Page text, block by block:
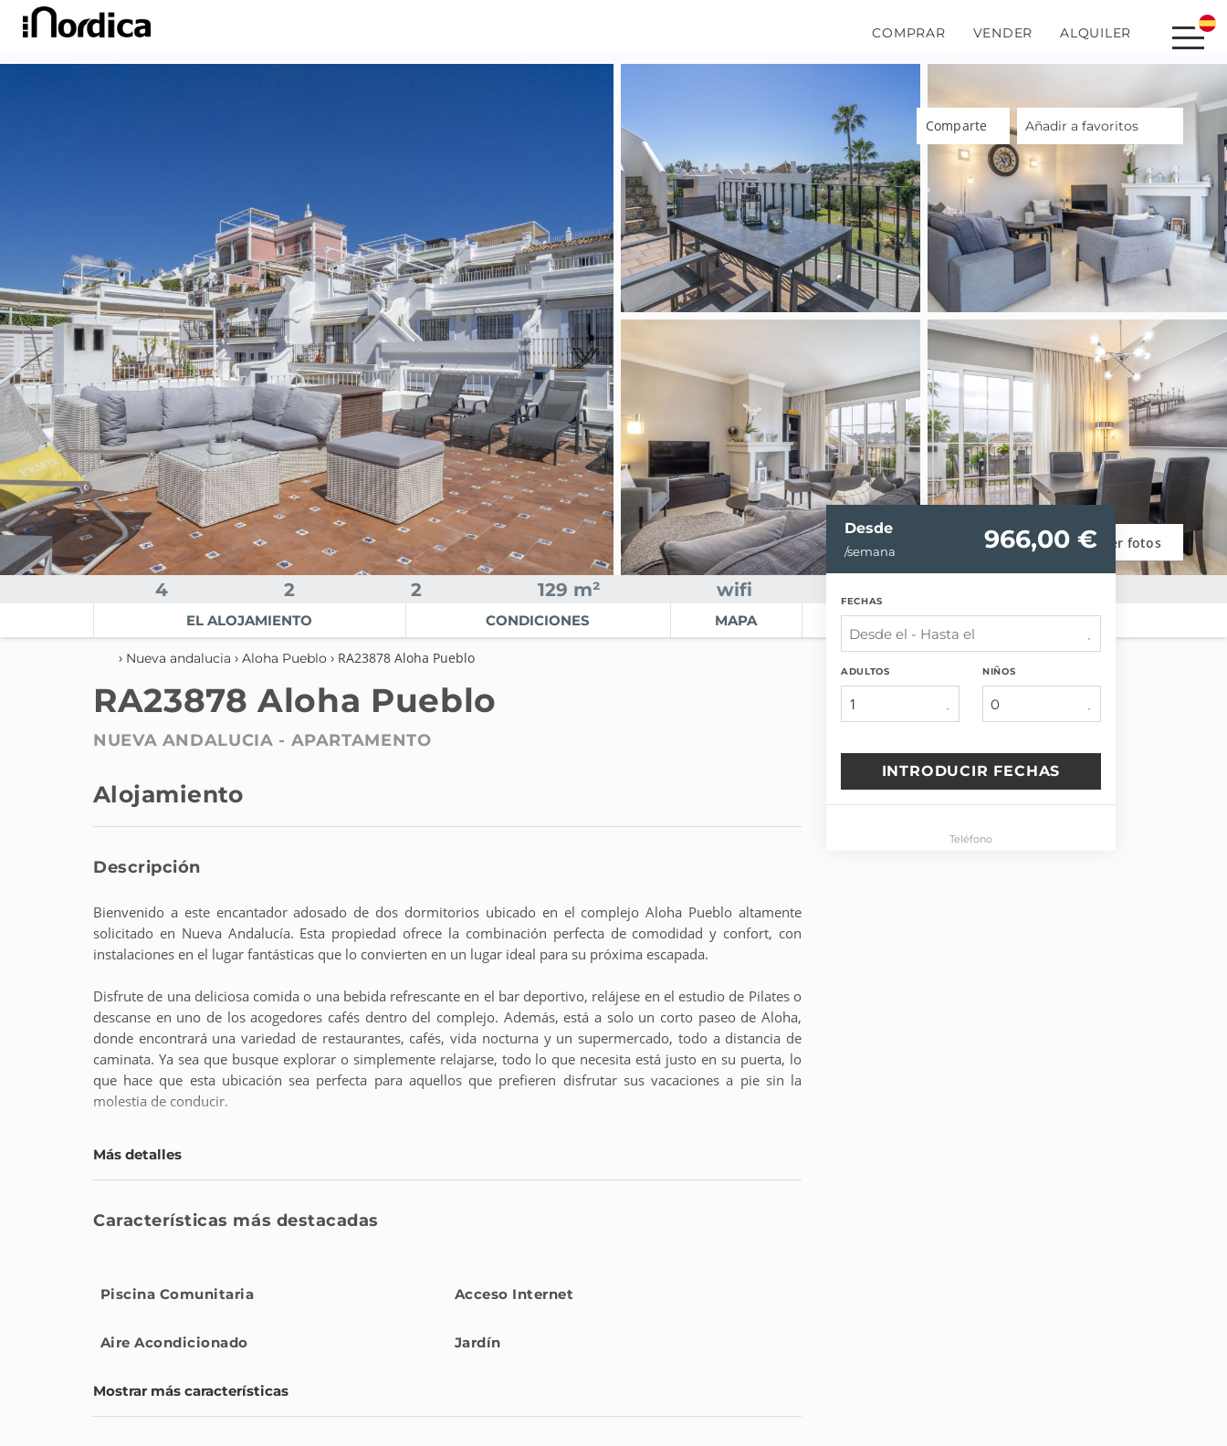
COMPRAR VENDER ALQUILER
Ver fotos
Añadir a favoritos
Comparte
4 2 2 129 m² wifi
EL ALOJAMIENTO CONDICIONES MAPA
› Nueva andalucia › Aloha Pueblo › RA23878 Aloha Pueblo
RA23878 Aloha Pueblo
NUEVA ANDALUCIA - APARTAMENTO
Desde
/semana 966,00 €
FECHAS
ADULTOS
1
NIÑOS
INTRODUCIR FECHAS
Teléfono
Alojamiento
Descripción
Bienvenido a este encantador adosado de dos dormitorios ubicado en el complejo Aloha Pueblo altamente
solicitado en Nueva Andalucía. Esta propiedad ofrece la combinación perfecta de comodidad y confort, con
instalaciones en el lugar fantásticas que lo convierten en un lugar ideal para su próxima escapada.
Disfrute de una deliciosa comida o una bebida refrescante en el bar deportivo, relájese en el estudio de Pilates o
descanse en uno de los acogedores cafés dentro del complejo. Además, está a solo un corto paseo de Aloha,
donde encontrará una variedad de restaurantes, cafés, vida nocturna y un supermercado, todo a distancia de
caminata. Ya sea que busque explorar o simplemente relajarse, todo lo que necesita está justo en su puerta, lo
que hace que esta ubicación sea perfecta para aquellos que prefieren disfrutar sus vacaciones a pie sin la
molestia de conducir.
frente, el amplio salón y comedor se abre a una terraza privada, con escaleras que conducen a una terraza en la
azotea soleada que ofrece sol durante todo el día y vistas impresionantes. Las dos habitaciones bellamente
área de jardín privado.
Andalucía, Marbella, con fácil acceso a servicios, campos de golf y hermosas playas.
Más detalles
Características más destacadas
Piscina Comunitaria Acceso Internet
Aire Acondicionado Jardín
Mostrar más características